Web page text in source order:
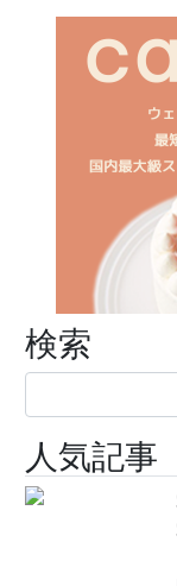
検索
人気記事